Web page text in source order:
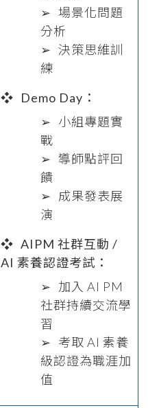
場景化問題
分析
決策思維訓
練
Demo Day：
小組專題實
戰
導師點評回
饋
成果發表展
演
AIPM 社群互動 /
AI 素養認證考試：
加入 AI PM
社群持續交流學
習
考取 AI 素養
級認證為職涯加
值